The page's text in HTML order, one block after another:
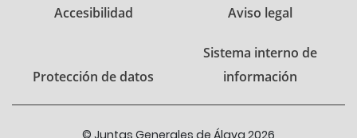
Accesibilidad Aviso legal
Protección de datos
Sistema interno de
información